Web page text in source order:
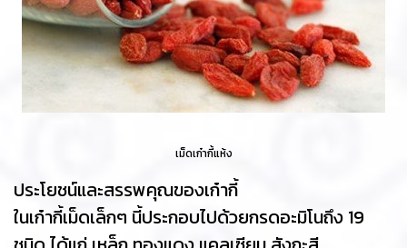
เม็ดเก๋ากี้แห้ง
ประโยชน์และสรรพคุณของเก๋ากี้
ในเก๋ากี้เม็ดเล็กๆ นี้ประกอบไปด้วยกรดอะมิโนถึง 19